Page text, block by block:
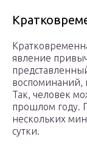
явление
воспоминаний,
Так, человек
прошлом году.
нескольких
сутки.